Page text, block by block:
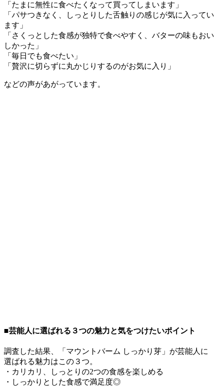
「たまに無性に食べたくなって買ってしまいます」
「パサつきなく、しっとりした舌触りの感じが気に入ってい
ます」
「さくっとした食感が独特で食べやすく、バターの味もおい
しかった」
「毎日でも食べたい」
「贅沢に切らずに丸かじりするのがお気に入り」
などの声があがっています。
■芸能人に選ばれる３つの魅力と気をつけたいポイント
調査した結果、「マウントバーム しっかり芽」が芸能人に
選ばれる魅力はこの３つ。
・カリカリ、しっとりの2つの食感を楽しめる
・しっかりとした食感で満足度◎